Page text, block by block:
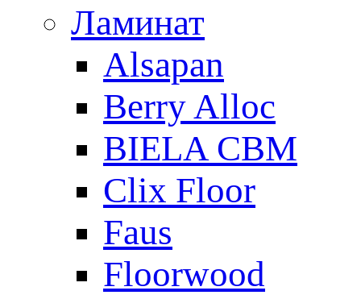
Ламинат
Alsapan
Berry Alloc
BIELA CBM
Clix Floor
Faus
Floorwood